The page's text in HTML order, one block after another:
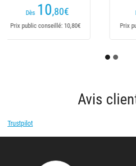
Dès 10,80
Prix public conseillé: 10,80€
Avis
Trustpilot